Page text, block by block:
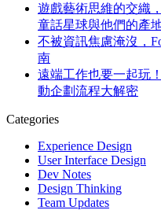
遊戲藝術思維的交織
童話星球與他們的產
不被資訊焦慮淹沒，
南
遠端工作也要一起玩
動企劃流程大解密
Categories
Experience Design
User Interface Design
Dev Notes
Design Thinking
Team Updates